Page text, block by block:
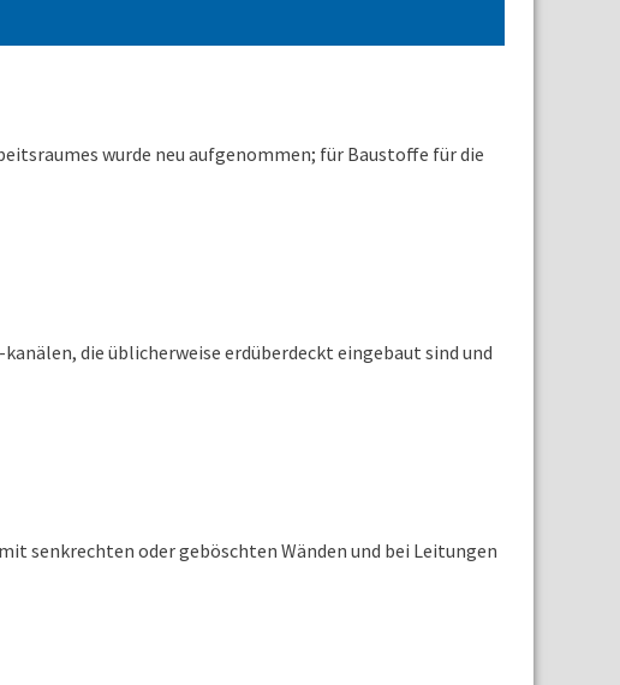
wurde neu aufgenommen; für Baustoffe für die
die üblicherweise erdüberdeckt eingebaut sind und
senkrechten oder geböschten Wänden und bei Leitungen